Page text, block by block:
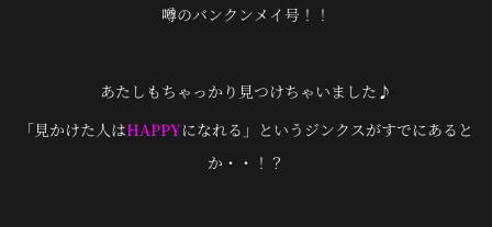
噂のバンクンメイ号！！
あたしもちゃっかり見つけちゃいました♪
「見かけた人はHAPPYになれる」というジンクスがすでにあると
か・・！？